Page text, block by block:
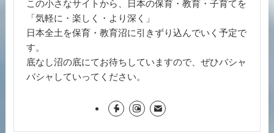
この小さなサイトから、日本の保育・教育・子育てを
「気軽に・楽しく・より深く」
日本全土を保育・教育沼に引きずり込んでいく予定で
す。
底なし沼の底にてお待ちしていますので、ぜひバシャ
バシャしていってください。